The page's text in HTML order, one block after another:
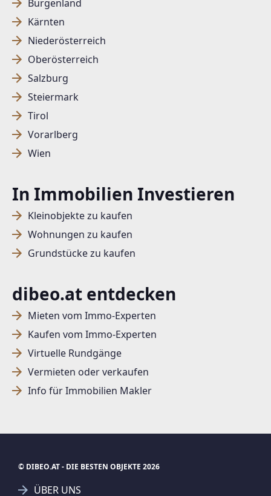
Burgenland
Kärnten
Niederösterreich
Oberösterreich
Salzburg
Steiermark
Tirol
Vorarlberg
Wien
In Immobilien Investieren
Kleinobjekte zu kaufen
Wohnungen zu kaufen
Grundstücke zu kaufen
dibeo.at entdecken
Mieten vom Immo-Experten
Kaufen vom Immo-Experten
Virtuelle Rundgänge
Vermieten oder verkaufen
Info für Immobilien Makler
© DIBEO.AT - DIE BESTEN OBJEKTE 2026
ÜBER UNS